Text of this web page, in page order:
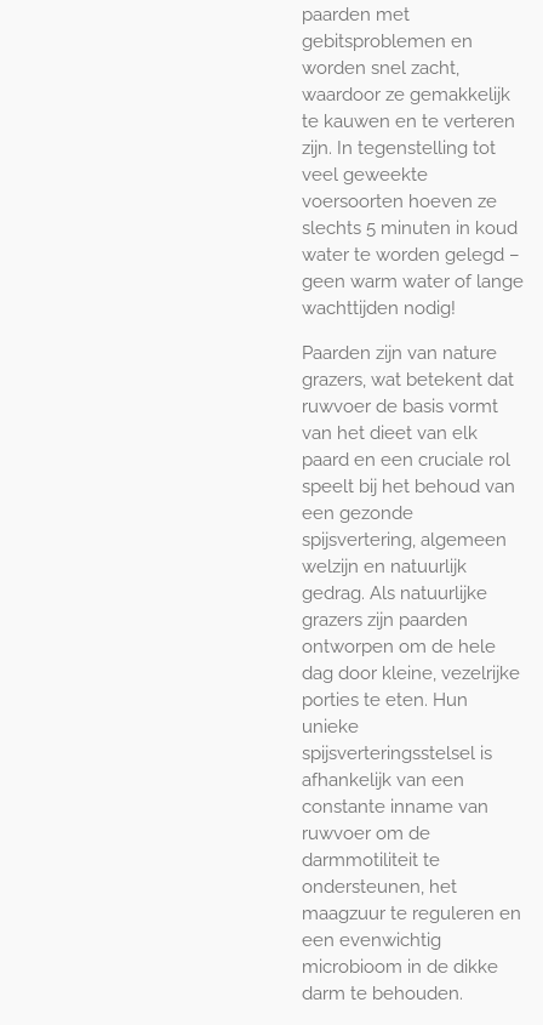
paarden met
gebitsproblemen en
worden snel zacht,
waardoor ze gemakkelijk
te kauwen en te verteren
zijn. In tegenstelling tot
veel geweekte
voersoorten hoeven ze
slechts 5 minuten in koud
water te worden gelegd –
geen warm water of lange
wachttijden nodig!
Paarden zijn van nature
grazers, wat betekent dat
ruwvoer de basis vormt
van het dieet van elk
paard en een cruciale rol
speelt bij het behoud van
een gezonde
spijsvertering, algemeen
welzijn en natuurlijk
gedrag. Als natuurlijke
grazers zijn paarden
ontworpen om de hele
dag door kleine, vezelrijke
porties te eten. Hun
unieke
spijsverteringsstelsel is
afhankelijk van een
constante inname van
ruwvoer om de
darmmotiliteit te
ondersteunen, het
maagzuur te reguleren en
een evenwichtig
microbioom in de dikke
darm te behouden.